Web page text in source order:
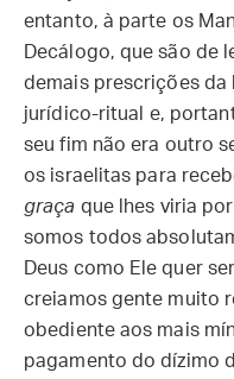
entanto, à parte os
Decálogo, que são de
demais prescrições da
jurídico-ritual e,
seu fim não era outro
os israelitas para
graça que lhes viria
somos todos
Deus como Ele quer
creiamos gente muito
obediente aos mais
pagamento do dízimo